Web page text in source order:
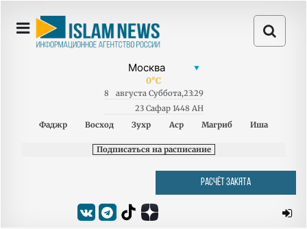
0°C
8 августа Суббота,23:29
23 Сафар 1448 AH
Фаджр
Восход Зухр Аср Магриб Иша
Подписаться на расписание
РАСЧЁТ ЗАКЯТА